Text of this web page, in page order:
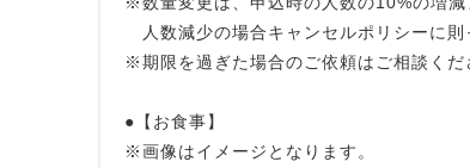
人数減少の場合キャンセルポリシーに
※期限を過ぎた場合のご依頼はご相談くだ
●【お食事】
※画像はイメージとなります。